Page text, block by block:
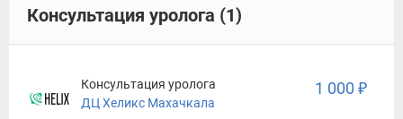
Консультация уролога (1)
Консультация уролога
ДЦ Хеликс Махачкала
1 000 ₽